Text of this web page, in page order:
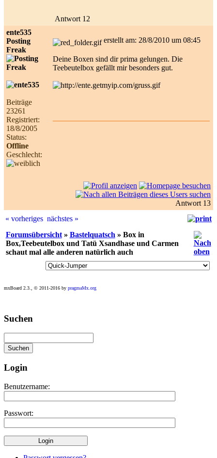
Antwort 12
ente535
Posting
Freak
Beiträge
23261
Registriert:
18/8/2005
Status:
Offline
Geschlecht:
erstellt am: 28/8/2010 um 08:45
Deine Boxen sind dir prima gelungen. Die
Teebeutelbox gefällt mir besonders gut.
Antwort 13
« vorheriges nächstes »
Forumsübersicht» Bastelquatsch » Box in
Box,Teebeutelbox und Tatü Xsandhase und Carmen
schaut mal alle anderen natürlich auch
mxBoard 2.3., © 2011-2016 by pragmaMx.org
Play
best
casino
at
site
https://onlineslots.money/
Suchen
Login
Benutzername:
Passwort: